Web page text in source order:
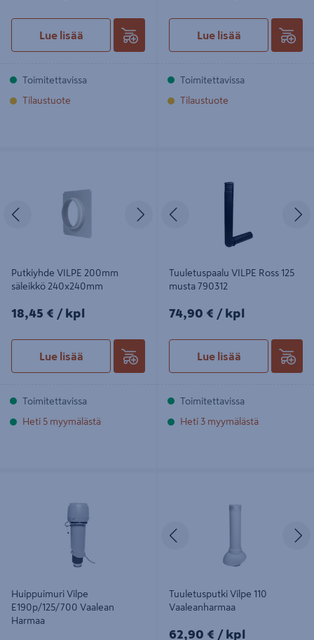
Lue lisää
Toimitettavissa
Tilaustuote
Lue lisää
Toimitettavissa
Tilaustuote
Edellinen Seuraava
Putkiyhde VILPE 200mm
säleikkö 240x240mm
18,45€/kpl
18,45 € / kpl
Lue lisää
Toimitettavissa
Heti 5 myymälästä
Tuuletuspaalu VILPE Ross 125
musta 790312
74,90€/kpl
74,90 € / kpl
Lue lisää
Toimitettavissa
Heti 3 myymälästä
Huippuimuri Vilpe
E190p/125/700 Vaalean
Harmaa
Tuuletusputki Vilpe 110
Vaaleanharmaa
62,90€/kpl
62,90 € / kpl